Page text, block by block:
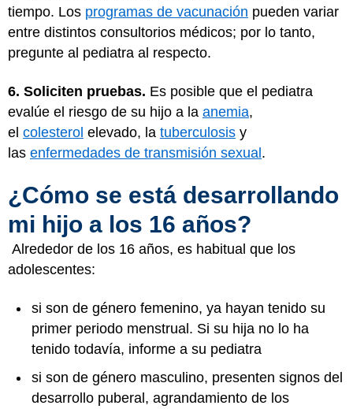
tiempo. Los programas de vacunación pueden variar
entre distintos consultorios médicos; por lo tanto,
pregunte al pediatra al respecto.
6. Soliciten pruebas. Es posible que el pediatra
evalúe el riesgo de su hijo a la anemia,
el colesterol elevado, la tuberculosis y
las enfermedades de transmisión sexual.
¿Cómo se está desarrollando
mi hijo a los 16 años?
Alrededor de los 16 años, es habitual que los
adolescentes:
si son de género femenino, ya hayan tenido su
primer periodo menstrual. Si su hija no lo ha
tenido todavía, informe a su pediatra
si son de género masculino, presenten signos del
desarrollo puberal, agrandamiento de los